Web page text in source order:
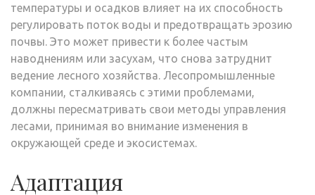
температуры и осадков влияет на их способность
регулировать поток воды и предотвращать эрозию
почвы. Это может привести к более частым
наводнениям или засухам, что снова затруднит
ведение лесного хозяйства. Лесопромышленные
компании, сталкиваясь с этими проблемами,
должны пересматривать свои методы управления
лесами, принимая во внимание изменения в
окружающей среде и экосистемах.
Адаптация